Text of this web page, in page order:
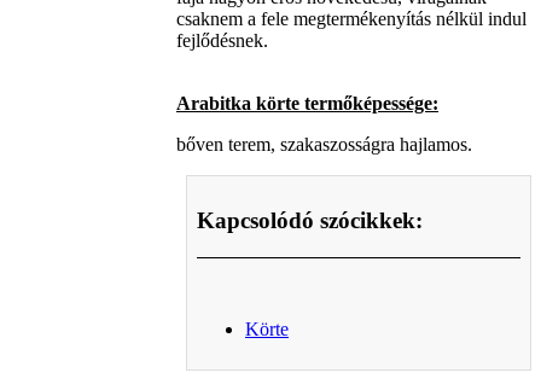
csaknem a fele megtermékenyítás nélkül indul
fejlődésnek.
Arabitka körte termőképessége:
bőven terem, szakaszosságra hajlamos.
Kapcsolódó szócikkek:
Körte